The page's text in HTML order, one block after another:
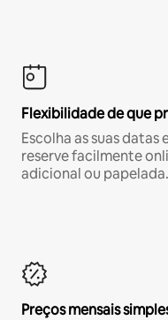
Flexibilidade de que
Escolha as suas
reserve facilmente
adicional ou
Preços mensais